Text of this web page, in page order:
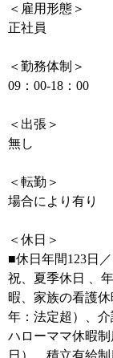
＜雇用形態＞
正社員
＜勤務体制＞
09：00-18：00
＜出張＞
無し
＜転勤＞
場合により有り
＜休日＞
■休日年間123日
祝、夏季休日 、
暇、家族の看護
年：法定超）、
ハローママ休暇
日）、積立有給